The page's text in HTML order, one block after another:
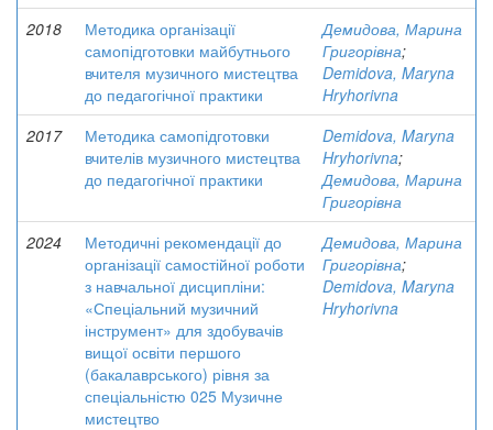
2018
Методика організації
самопідготовки майбутнього
вчителя музичного мистецтва
до педагогічної практики
Демидова, Марина
Григорівна;
Demidova, Maryna
Hryhorivna
2017
Методика самопідготовки
вчителів музичного мистецтва
до педагогічної практики
Demidova, Maryna
Hryhorivna;
Демидова, Марина
Григорівна
2024
Методичні рекомендації до
організації самостійної роботи
з навчальної дисципліни:
«Спеціальний музичний
інструмент» для здобувачів
вищої освіти першого
(бакалаврського) рівня за
спеціальністю 025 Музичне
мистецтво
Демидова, Марина
Григорівна;
Demidova, Maryna
Hryhorivna